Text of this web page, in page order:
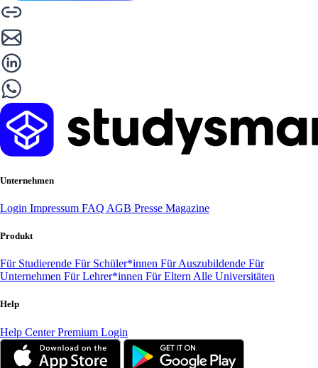
Unternehmen
Login Impressum FAQ AGB Presse Magazine
Produkt
Für Studierende Für Schüler*innen Für Auszubildende Für
Unternehmen Für Lehrer*innen Für Eltern Alle Universitäten
Help
Help CenterPremium Login